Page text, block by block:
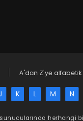
A'dan Z'ye
K L M N
sunucularında herhangi